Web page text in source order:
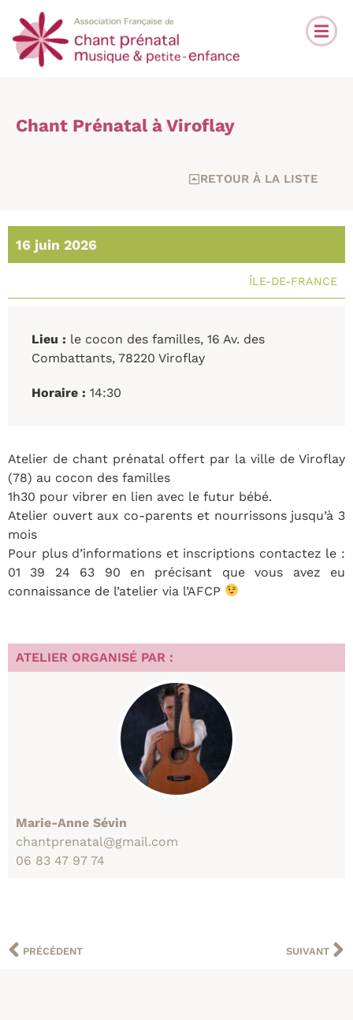
Chant Prénatal à Viroflay
RETOUR À LA LISTE
16 juin 2026
ÎLE-DE-FRANCE
Lieu : le cocon des familles, 16 Av. des
Combattants, 78220 Viroflay
Horaire : 14:30
Atelier de chant prénatal offert par la ville de Viroflay
(78) au cocon des familles
1h30 pour vibrer en lien avec le futur bébé.
Atelier ouvert aux co-parents et nourrissons jusqu’à 3
mois
Pour plus d’informations et inscriptions contactez le :
01 39 24 63 90 en précisant que vous avez eu
connaissance de l’atelier via l’AFCP
ATELIER ORGANISÉ PAR :
Marie-Anne Sévin
chantprenatal@gmail.com
06 83 47 97 74
PRÉCÉDENT SUIVANT